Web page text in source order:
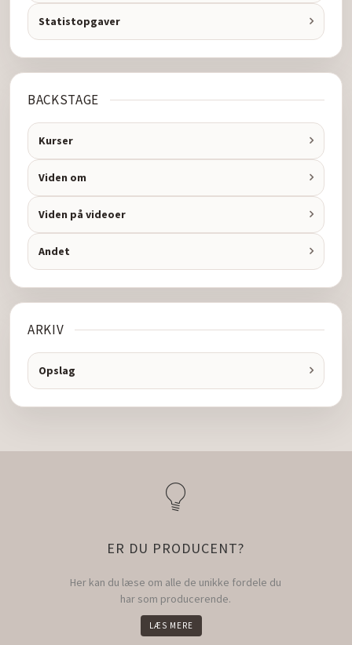
Statistopgaver
BACKSTAGE
Kurser
Viden om
Viden på videoer
Andet
ARKIV
Opslag
ER DU PRODUCENT?
Her kan du læse om alle de unikke fordele du
har som producerende.
LÆS MERE